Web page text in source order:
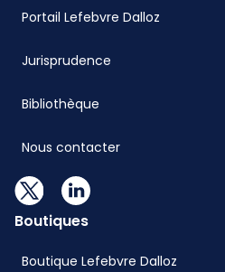
Portail Lefebvre Dalloz
Jurisprudence
Bibliothèque
Nous contacter
Boutiques
Boutique Lefebvre Dalloz